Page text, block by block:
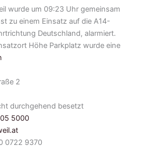
wurde um 09:23 Uhr gemeinsam
zu einem Einsatz auf die A14-
Deutschland, alarmiert.
Höhe Parkplatz wurde eine
2
durchgehend besetzt
5000
0722 9370